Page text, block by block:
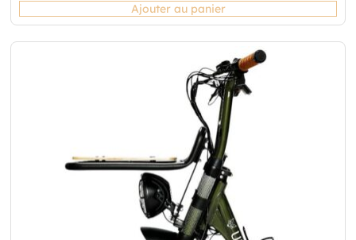
Ajouter au panier